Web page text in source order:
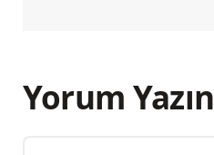
Yorum Yazın